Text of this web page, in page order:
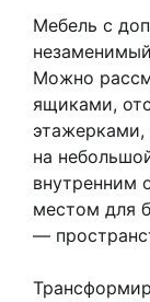
Мебель с
Можно
ящиками,
этажерками,
на
внутренним
местом для
—